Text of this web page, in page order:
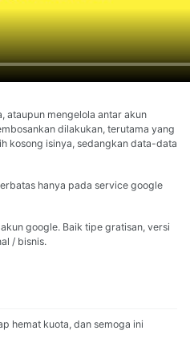
ataupun mengelola antar akun
dilakukan, terutama yang
kosong isinya, sedangkan data-data
hanya pada service google
google. Baik tipe gratisan, versi
/ bisnis.
hemat kuota, dan semoga ini